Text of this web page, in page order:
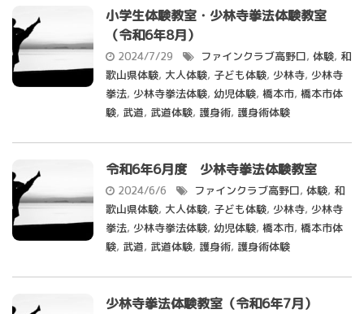
小学生体験教室・少林寺拳法体験教室
（令和6年8月）
2024/7/29 ファインクラブ高野口, 体験, 和
歌山県体験, 大人体験, 子ども体験, 少林寺, 少林寺
拳法, 少林寺拳法体験, 幼児体験, 橋本市, 橋本市体
験, 武道, 武道体験, 護身術, 護身術体験
令和6年6月度 少林寺拳法体験教室
2024/6/6 ファインクラブ高野口, 体験, 和
歌山県体験, 大人体験, 子ども体験, 少林寺, 少林寺
拳法, 少林寺拳法体験, 幼児体験, 橋本市, 橋本市体
験, 武道, 武道体験, 護身術, 護身術体験
少林寺拳法体験教室（令和6年7月）